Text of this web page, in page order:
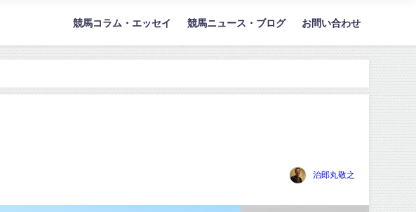
競馬コラム・エッセイ 競馬ニュース・ブログ お問い合わせ
治郎丸敬之